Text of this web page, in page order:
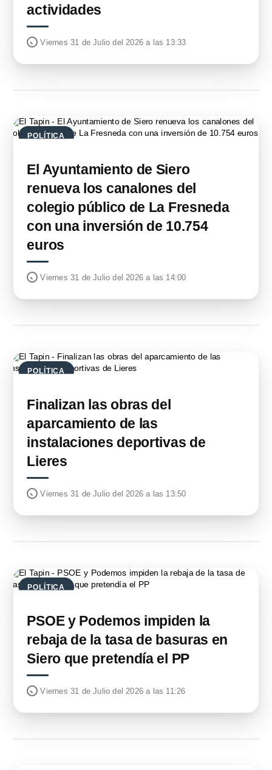
actividades
Viernes 31 de Julio del 2026 a las 13:33
POLÍTICA
El Ayuntamiento de Siero
renueva los canalones del
colegio público de La Fresneda
con una inversión de 10.754
euros
Viernes 31 de Julio del 2026 a las 14:00
POLÍTICA
Finalizan las obras del
aparcamiento de las
instalaciones deportivas de
Lieres
Viernes 31 de Julio del 2026 a las 13:50
POLÍTICA
PSOE y Podemos impiden la
rebaja de la tasa de basuras en
Siero que pretendía el PP
Viernes 31 de Julio del 2026 a las 11:26